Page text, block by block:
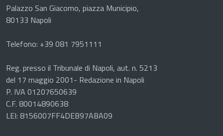
Palazzo San Giacomo, piazza Municipio,
80133 Napoli
Telefono: +39 081 7951111
Reg. presso il Tribunale di Napoli, aut. n. 5213
del 17 maggio 2001- Redazione in Napoli
P. IVA 01207650639
C.F. 80014890638
LEI: 8156007FF4DEB97ABA09